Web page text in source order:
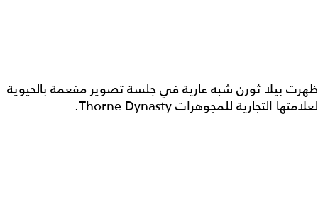
ظهرت بيلا ثورن شبه عارية في جلسة تصوير مفعمة بالحيوية
لعلامتها التجارية للمجوهرات Thorne Dynasty.